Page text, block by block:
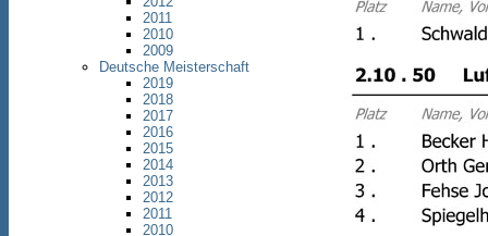
2011
2010
2009
Deutsche Meisterschaft
2019
2018
2017
2016
2015
2014
2013
2012
2011
2010